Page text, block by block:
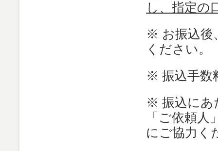
し、指定の
※ お振込後
ください。
※ 振込手数
※ 振込にあ
「ご依頼
にご協力く